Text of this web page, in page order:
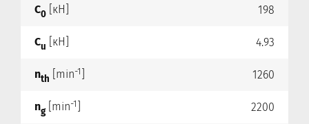
C0 [кН] 198
Cu [кН] 4.93
nth [min-1 1260
ng[min-1 2200